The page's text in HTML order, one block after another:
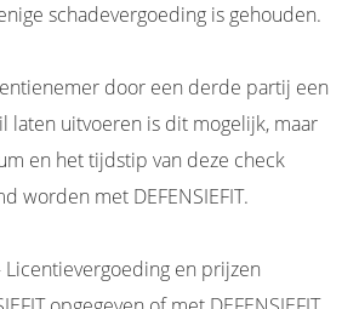
schadevergoeding is gehouden.
door een derde partij een
laten uitvoeren is dit mogelijk, maar
en het tijdstip van deze check
worden met DEFENSIEFIT.
Licentievergoeding en prijzen